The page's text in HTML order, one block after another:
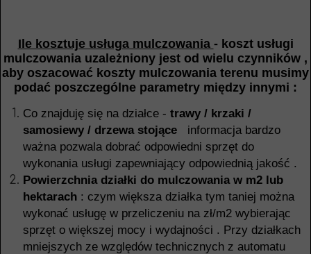
Ile kosztuje usługa mulczowania - koszt usługi
mulczowania uzależniony jest od wielu czynników ,
aby oszacować koszty mulczowania terenu musimy
podać poszczególne parametry między innymi :
Co znajduję się na działce - trawy / krzaki /
samosiewy / drzewa stojące informacja bardzo
ważna pozwala dobrać odpowiedni sprzęt do
wykonania usługi zapewniający odpowiednią jakość .
Powierzchnia działki do mulczowania w m2 lub
hektarach : czym większa działka tym taniej można
wykonać usługę w przeliczeniu na zł/m2 wybierając
sprzęt o większej mocy i wydajności . Przy działkach
mniejszych ze względów technicznych z automatu